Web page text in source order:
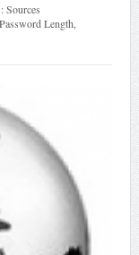
Sources
Password Length